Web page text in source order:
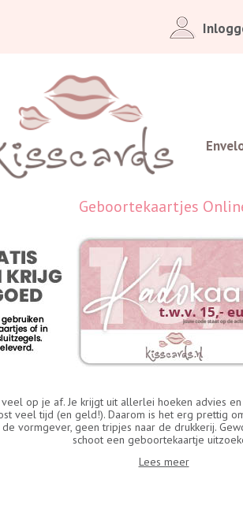
Geboortekaartjes
op je af. Je krijgt uit allerlei hoeken advies
veel tijd (en geld!). Daarom is het erg prettig
vormgever, geen tripjes naar de drukkerij.
schoot een geboortekaartje
Lees meer